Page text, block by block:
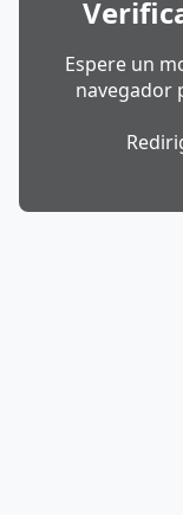
Espere un
navegador